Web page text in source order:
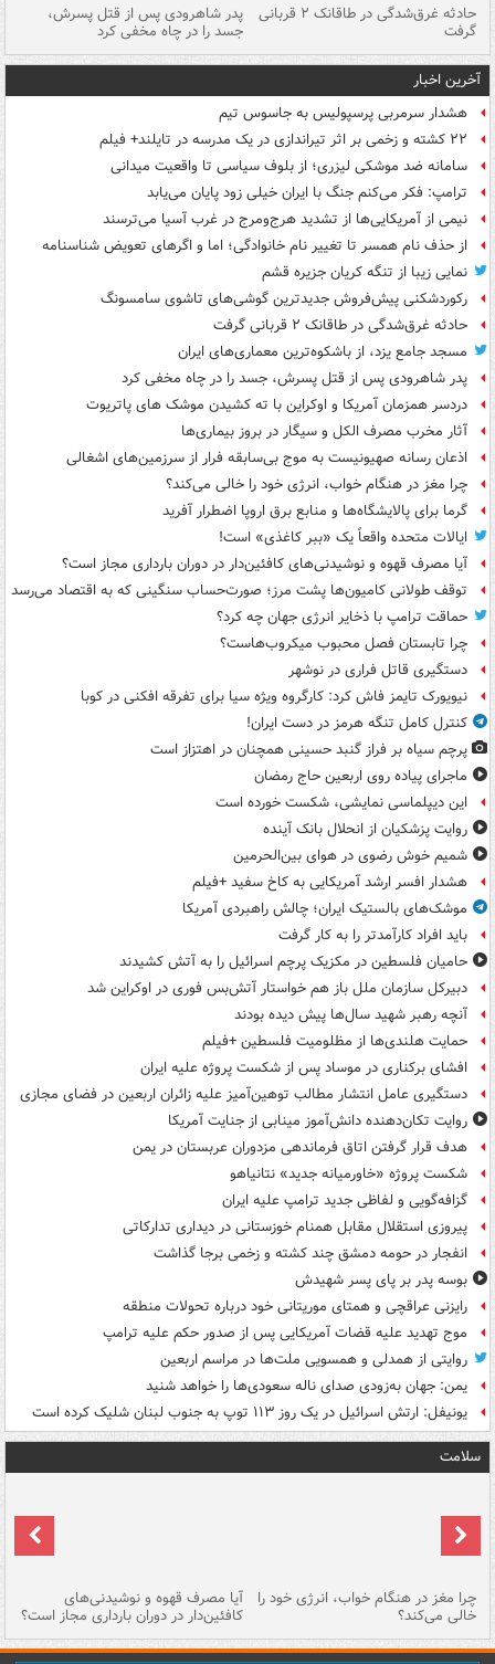
حادثه غرق‌شدگی در طاقانک ۲ قربانی
گرفت
پدر شاهرودی پس از قتل پسرش،
جسد را در چاه مخفی کرد
آخرین اخبار
هشدار سرمربی پرسپولیس به جاسوس تیم
۲۲ کشته و زخمی بر اثر تیراندازی در یک مدرسه در تایلند+ فیلم
سامانه ضد موشکی لیزری؛ از بلوف سیاسی تا واقعیت میدانی
ترامپ: فکر می‌کنم جنگ با ایران خیلی زود پایان می‌یابد
نیمی از آمریکایی‌ها از تشدید هرج‌ومرج در غرب آسیا می‌ترسند
از حذف نام همسر تا تغییر نام خانوادگی؛ اما و اگرهای تعویض شناسنامه
نمایی زیبا از تنگه کریان جزیره قشم
رکوردشکنی پیش‌فروش جدیدترین گوشی‌های تاشوی سامسونگ
حادثه غرق‌شدگی در طاقانک ۲ قربانی گرفت
مسجد جامع یزد، از باشکوه‌ترین معماری‌های ایران
پدر شاهرودی پس از قتل پسرش، جسد را در چاه مخفی کرد
دردسر همزمان آمریکا و اوکراین با ته کشیدن موشک های پاتریوت
آثار مخرب مصرف الکل و سیگار در بروز بیماری‌ها
اذعان رسانه صهیونیست به موج بی‌سابقه فرار از سرزمین‌های اشغالی
چرا مغز در هنگام خواب، انرژی خود را خالی می‌کند؟
گرما برای پالایشگاه‌ها و منابع برق اروپا اضطرار آفرید
ایالات متحده واقعاً یک «ببر کاغذی» است!
آیا مصرف قهوه و نوشیدنی‌های کافئین‌دار در دوران بارداری مجاز است؟
توقف طولانی کامیون‌ها پشت مرز؛ صورت‌حساب سنگینی که به اقتصاد می‌رسد
حماقت ترامپ با ذخایر انرژی جهان چه کرد؟
چرا تابستان فصل محبوب میکروب‌هاست؟
دستگیری قاتل فراری در نوشهر
نیویورک تایمز فاش کرد: کارگروه ویژه سیا برای تفرقه افکنی در کوبا
کنترل کامل تنگه هرمز در دست ایران!
پرچم سیاه بر فراز گنبد حسینی همچنان در اهتزاز است
ماجرای پیاده روی اربعین حاج رمضان
این دیپلماسی نمایشی، شکست خورده است
روایت پزشکیان از انحلال بانک آینده
شمیم خوش رضوی در هوای بین‌الحرمین
هشدار افسر ارشد آمریکایی به کاخ سفید +فیلم
موشک‌های بالستیک ایران؛ چالش راهبردی آمریکا
باید افراد کارآمدتر را به کار گرفت
حامیان فلسطین در مکزیک پرچم اسرائیل را به آتش کشیدند
دبیرکل سازمان ملل باز هم خواستار آتش‌بس فوری در اوکراین شد
آنچه رهبر شهید سال‌ها پیش دیده بودند
حمایت هلندی‌ها از مظلومیت فلسطین +فیلم
افشای برکناری در موساد پس از شکست پروژه علیه ایران
دستگیری عامل انتشار مطالب توهین‌آمیز علیه زائران اربعین در فضای مجازی
روایت تکان‌دهنده دانش‌آموز مینابی از جنایت آمریکا
هدف قرار گرفتن اتاق‌ فرماندهی مزدوران عربستان در یمن
شکست پروژه «خاورمیانه جدید» نتانیاهو
گزافه‌گویی و لفاظی جدید ترامپ علیه ایران
پیروزی استقلال مقابل همنام خوزستانی در دیداری تدارکاتی
انفجار در حومه دمشق چند کشته و زخمی برجا گذاشت
بوسه‌ پدر بر پای پسر شهیدش
رایزنی عراقچی و همتای موریتانی خود درباره تحولات منطقه
موج تهدید علیه قضات آمریکایی پس از صدور حکم علیه ترامپ
روایتی از همدلی و همسویی ملت‌ها در مراسم اربعین
یمن: جهان به‌زودی صدای ناله سعودی‌ها را خواهد شنید
یونیفل: ارتش اسرائیل در یک روز ۱۱۳ توپ به جنوب لبنان شلیک کرده است
سلامت
چرا مغز در هنگام خواب، انرژی خود را
خالی می‌کند؟
آیا مصرف قهوه و نوشیدنی‌های
کافئین‌دار در دوران بارداری مجاز است؟